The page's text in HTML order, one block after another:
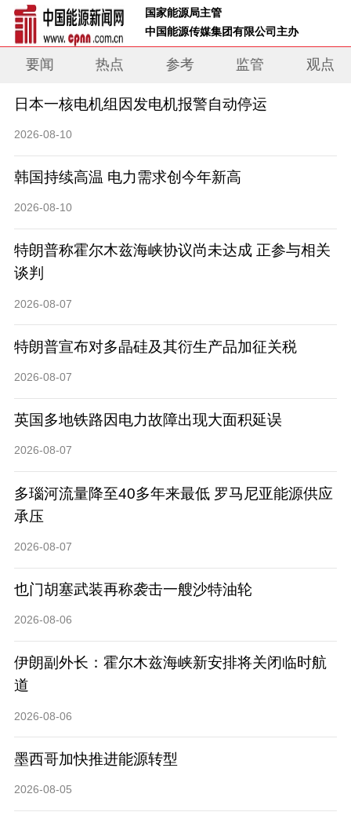
国家能源局主管
中国能源传媒集团有限公司主办
要闻 热点 参考 监管 观点
日本一核电机组因发电机报警自动停运
2026-08-10
韩国持续高温 电力需求创今年新高
2026-08-10
特朗普称霍尔木兹海峡协议尚未达成 正参与相关
谈判
2026-08-07
特朗普宣布对多晶硅及其衍生产品加征关税
2026-08-07
英国多地铁路因电力故障出现大面积延误
2026-08-07
多瑙河流量降至40多年来最低 罗马尼亚能源供应
承压
2026-08-07
也门胡塞武装再称袭击一艘沙特油轮
2026-08-06
伊朗副外长：霍尔木兹海峡新安排将关闭临时航
道
2026-08-06
墨西哥加快推进能源转型
2026-08-05